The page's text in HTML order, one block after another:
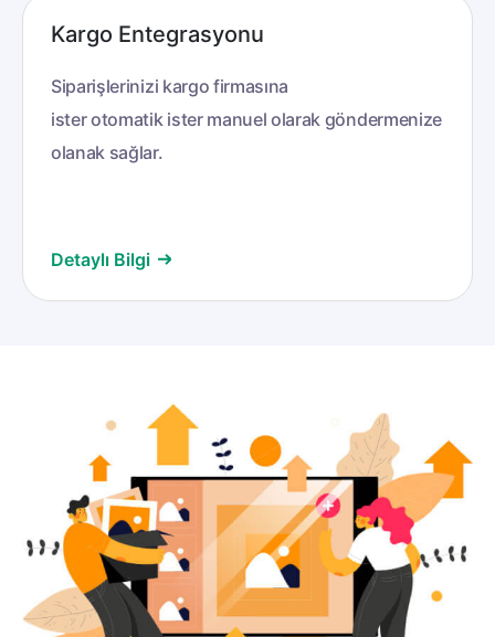
Kargo Entegrasyonu
Siparişlerinizi kargo firmasına
ister otomatik ister manuel olarak göndermenize
olanak sağlar.
Detaylı Bilgi